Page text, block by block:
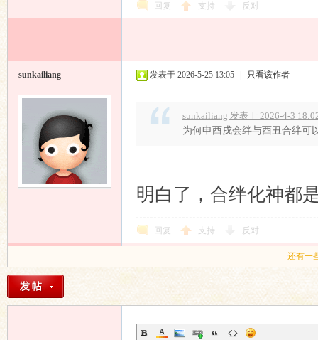
回复 支持 反对
sunkailiang 发表于 2026-5-25 13:05 只看该作者
sunkailiang 发表于 2026-4-3
为何申酉戌会绊与酉丑合绊可
明白了，合绊化神都
回复 支持 反对
还有一